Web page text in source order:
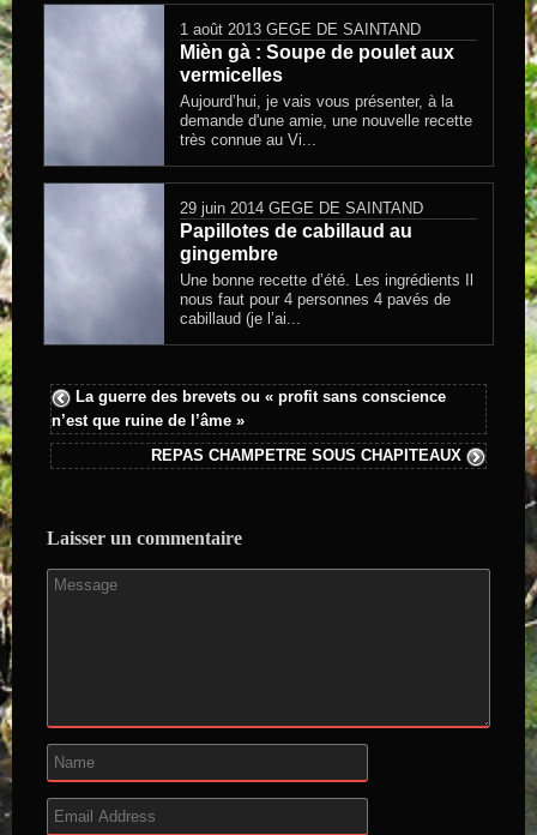
1 août 2013 GEGE DE SAINTAND
Mièn gà : Soupe de poulet aux
vermicelles
Aujourd’hui, je vais vous présenter, à la
demande d'une amie, une nouvelle recette
très connue au Vi...
29 juin 2014 GEGE DE SAINTAND
Papillotes de cabillaud au
gingembre
Une bonne recette d’été. Les ingrédients Il
nous faut pour 4 personnes 4 pavés de
cabillaud (je l’ai...
La guerre des brevets ou « profit sans conscience
n’est que ruine de l’âme »
REPAS CHAMPETRE SOUS CHAPITEAUX
Laisser un commentaire